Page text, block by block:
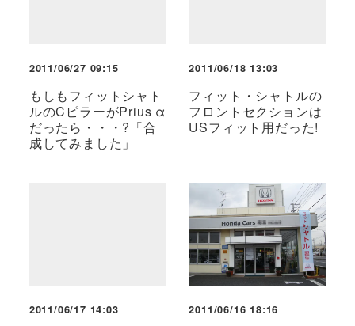
2011/06/27 09:15
もしもフィットシャト
ルのCピラーがPrius α
だったら・・・?「合
成してみました」
2011/06/18 13:03
フィット・シャトルの
フロントセクションは
USフィット用だった!
2011/06/17 14:03 2011/06/16 18:16